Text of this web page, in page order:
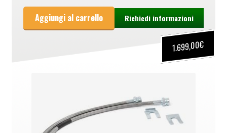
1.699,00€
Aggiungi al carrello Richiedi informazioni